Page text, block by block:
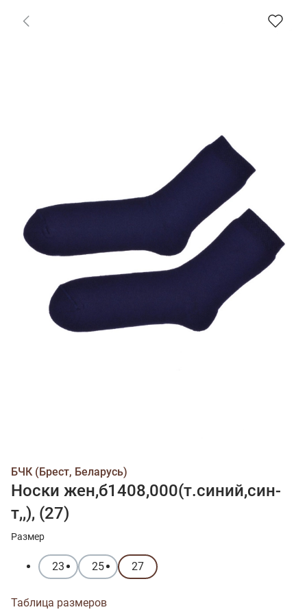
БЧК (Брест, Беларусь)
Носки жен,б1408,000(т.синий,син-
т,,), (27)
Размер
23 25 27
Таблица размеров